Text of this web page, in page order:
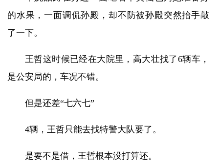
的水果，一面调侃孙殿，却不防被孙殿突然抬手敲
了一下。
王哲这时候已经在大院里，高大壮找了6辆车，
是公安局的，车况不错。
但是还差“七六七”
4辆，王哲只能去找特警大队要了。
是要不是借，王哲根本没打算还。